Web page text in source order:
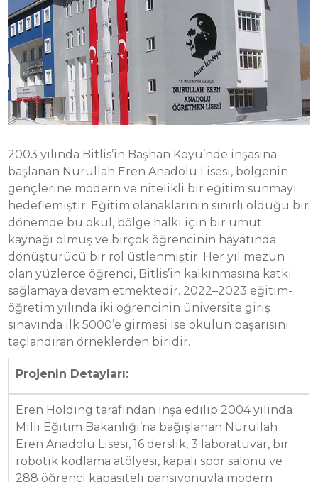
2003 yılında Bitlis’in Başhan Köyü’nde inşasına
başlanan Nurullah Eren Anadolu Lisesi, bölgenin
gençlerine modern ve nitelikli bir eğitim sunmayı
hedeflemiştir. Eğitim olanaklarının sınırlı olduğu bir
dönemde bu okul, bölge halkı için bir umut
kaynağı olmuş ve birçok öğrencinin hayatında
dönüştürücü bir rol üstlenmiştir. Her yıl mezun
olan yüzlerce öğrenci, Bitlis’in kalkınmasına katkı
sağlamaya devam etmektedir. 2022–2023 eğitim-
öğretim yılında iki öğrencinin üniversite giriş
sınavında ilk 5000’e girmesi ise okulun başarısını
taçlandıran örneklerden biridir.
Projenin Detayları:
Eren Holding tarafından inşa edilip 2004 yılında
Milli Eğitim Bakanlığı’na bağışlanan Nurullah
Eren Anadolu Lisesi, 16 derslik, 3 laboratuvar, bir
robotik kodlama atölyesi, kapalı spor salonu ve
288 öğrenci kapasiteli pansiyonuyla modern